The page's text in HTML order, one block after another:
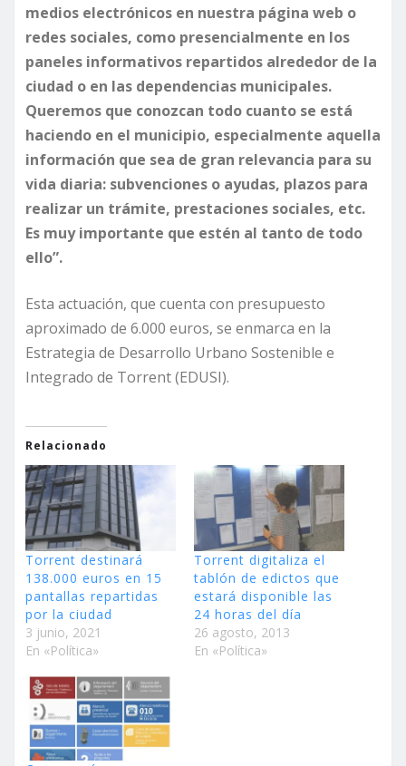
medios electrónicos en nuestra página web o
redes sociales, como presencialmente en los
paneles informativos repartidos alrededor de la
ciudad o en las dependencias municipales.
Queremos que conozcan todo cuanto se está
haciendo en el municipio, especialmente aquella
información que sea de gran relevancia para su
vida diaria: subvenciones o ayudas, plazos para
realizar un trámite, prestaciones sociales, etc.
Es muy importante que estén al tanto de todo
ello”.
Esta actuación, que cuenta con presupuesto
aproximado de 6.000 euros, se enmarca en la
Estrategia de Desarrollo Urbano Sostenible e
Integrado de Torrent (EDUSI).
Relacionado
Torrent destinará
138.000 euros en 15
pantallas repartidas
por la ciudad
3 junio, 2021
En «Política»
Torrent digitaliza el
tablón de edictos que
estará disponible las
24 horas del día
26 agosto, 2013
En «Política»